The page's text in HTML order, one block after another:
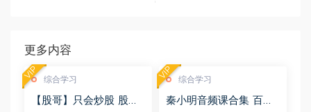
更多内容
综合学习
【股哥】只会炒股 股哥
VIP 综合学习
秦小明音频课合集 百度
VIP